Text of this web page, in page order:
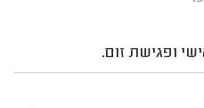
ופגישת זום.